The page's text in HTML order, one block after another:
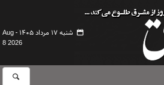
شنبه ۱۷ مرداد ۱۴۰۵ -
Aug
8 2026